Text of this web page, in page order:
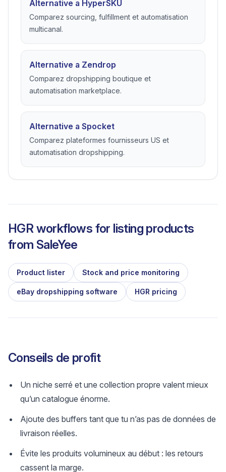
Alternative a HyperSKU
Comparez sourcing, fulfillment et automatisation
multicanal.
Alternative a Zendrop
Comparez dropshipping boutique et
automatisation marketplace.
Alternative a Spocket
Comparez plateformes fournisseurs US et
automatisation dropshipping.
HGR workflows for listing products
from SaleYee
Product lister Stock and price monitoring
eBay dropshipping software HGR pricing
Conseils de profit
Un niche serré et une collection propre valent mieux
qu’un catalogue énorme.
Ajoute des buffers tant que tu n’as pas de données de
livraison réelles.
Évite les produits volumineux au début : les retours
cassent la marge.